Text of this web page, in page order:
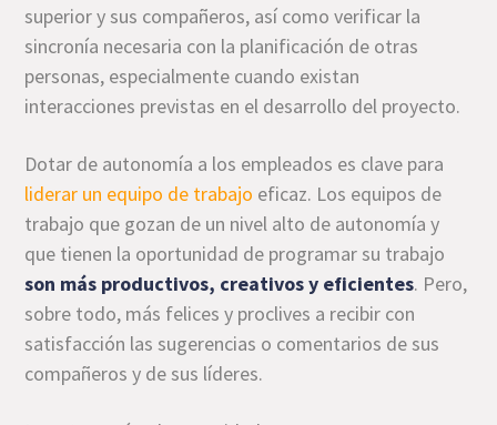
superior y sus compañeros, así como verificar la
sincronía necesaria con la planificación de otras
personas, especialmente cuando existan
interacciones previstas en el desarrollo del proyecto.
Dotar de autonomía a los empleados es clave para
liderar un equipo de trabajo eficaz. Los equipos de
trabajo que gozan de un nivel alto de autonomía y
que tienen la oportunidad de programar su trabajo
son más productivos, creativos y eficientes. Pero,
sobre todo, más felices y proclives a recibir con
satisfacción las sugerencias o comentarios de sus
compañeros y de sus líderes.